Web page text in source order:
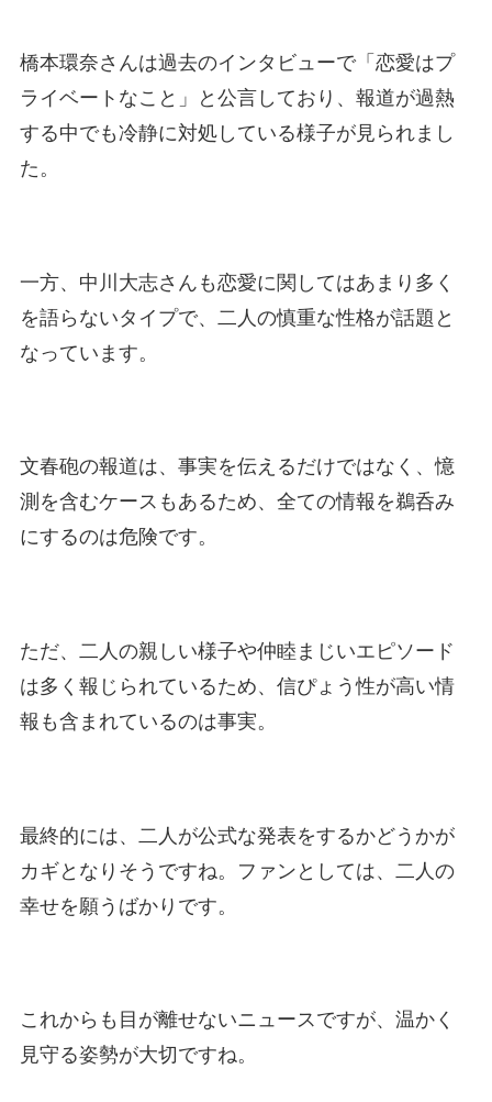
橋本環奈さんは過去のインタビューで「恋愛はプ
ライベートなこと」と公言しており、報道が過熱
する中でも冷静に対処している様子が見られまし
た。
一方、中川大志さんも恋愛に関してはあまり多く
を語らないタイプで、二人の慎重な性格が話題と
なっています。
文春砲の報道は、事実を伝えるだけではなく、憶
測を含むケースもあるため、全ての情報を鵜呑み
にするのは危険です。
ただ、二人の親しい様子や仲睦まじいエピソード
は多く報じられているため、信ぴょう性が高い情
報も含まれているのは事実。
最終的には、二人が公式な発表をするかどうかが
カギとなりそうですね。ファンとしては、二人の
幸せを願うばかりです。
これからも目が離せないニュースですが、温かく
見守る姿勢が大切ですね。